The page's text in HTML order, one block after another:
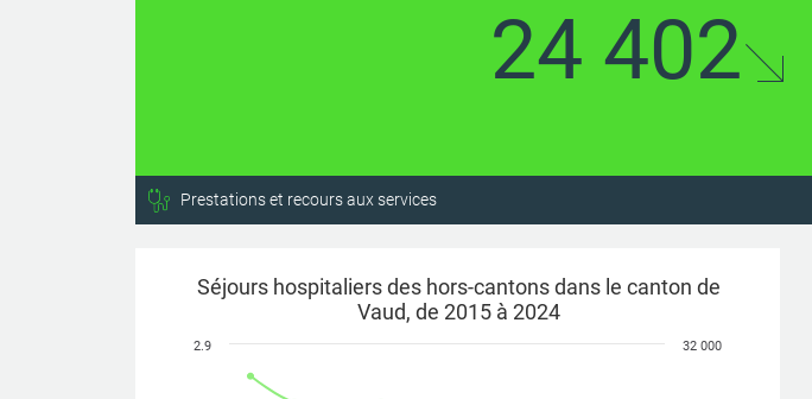
24 402
Prestations et recours aux services
Séjours hospitaliers des hors-cantons dans le canton de
Vaud, de 2015 à 2024
32 000
2.9